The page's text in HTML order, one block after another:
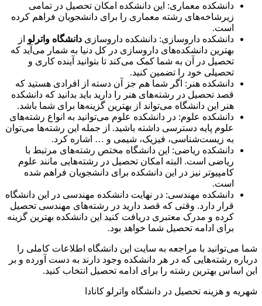
دانشکده معماری: این دانشکده امکان تحصیل در تمامی
زیرشاخه‌های رشته معماری را برای دانشجویان فراهم کرده
است.
دانشکده داروسازی: دانشکده داروسازی دانشگاه واترلو از
بهترین دانشکده‌های داروسازی در کل دنیا به شمار می‌آید که
تحصیل در آن به شما کمک می‌کند تا بتوانید آینده کاری و
تحصیلی خود را تضمین کنید.
دانشکده هنر: اگر شما هم جز آن دسته از افرادی هستید که
قصد تحصیل در رشته‌های هنر را دارید باید بدانید که دانشکده
هنر این دانشگاه می‌تواند از بهترین گزینه‌ها برای شما باشد.
دانشکده علوم: در دانشکده علوم می‌توانید به انواع رشته‌های
علوم پایه دسترسی داشته باشید. از جمله این رشته‌ها می‌توان
به زیست‌شناسی، فیزیک، شیمی و … اشاره کرد.
دانشکده ریاضی: این دانشگاه مختص رشته‌های مرتبط با
ریاضی است. البته امکان تحصیل در رشته‌هایی مانند علوم
کامپیوتر نیز در این دانشکده برای دانشجویان فراهم شده
است.
دانشکده مهندسی: در نهایت دانشکده مهندسی در این دانشگاه
قرار دارد. وقتی که قصد دارید در رشته‌های مهندسی تحصیل
کرده و مدرک معتبری دریافت کنید این دانشکده بهترین گزینه
برای ادامه تحصیل شما خواهد بود.
شما می‌توانید با مراجعه به سایت این دانشگاه اطلاعات کاملی را
درباره رشته‌هایی که در هر دانشکده وجود دارند به دست آورده و بر
این اساس بهترین رشته را برای ادامه تحصیل انتخاب کنید.
شهریه و هزینه تحصیل در دانشگاه واترلو کانادا